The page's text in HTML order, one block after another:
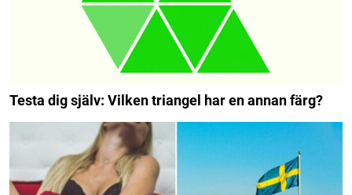
Testa dig själv: Vilken triangel har en annan färg?